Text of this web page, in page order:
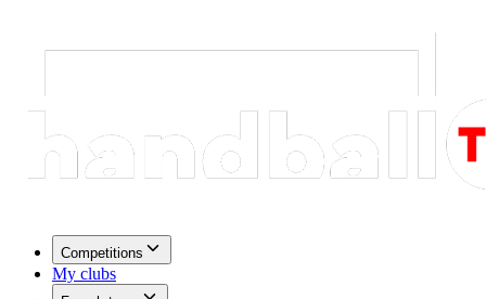
Competitions
My clubs